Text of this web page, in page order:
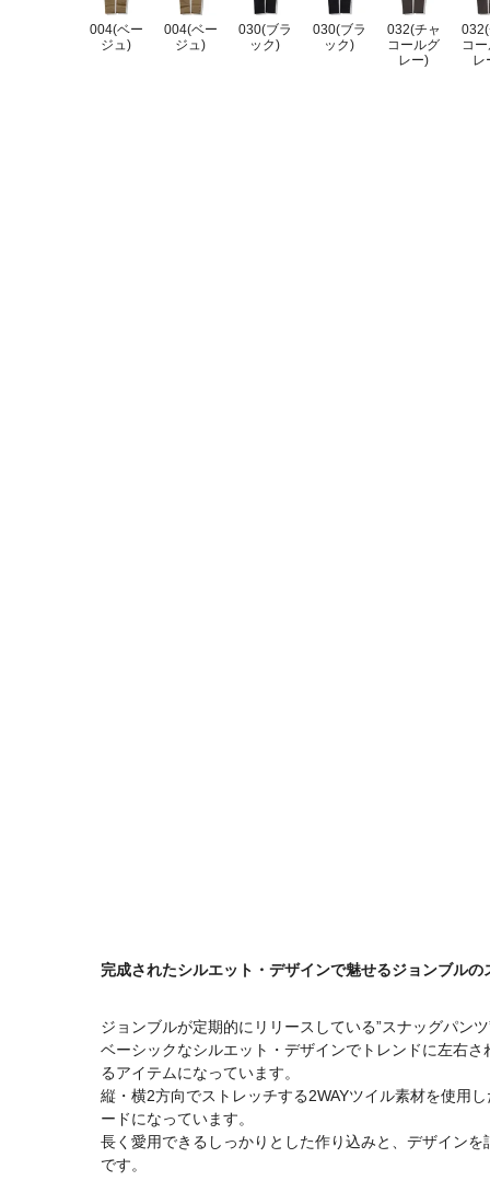
004(ベー
ジュ)
004(ベー
ジュ)
030(ブラ
ック)
030(ブラ
ック)
032(チャ
コールグ
レー)
032(
コ
レ
完成されたシルエット・デザインで魅せるジョンブルの
ジョンブルが定期的にリリースしている”スナッグパンツ
ベーシックなシルエット・デザインでトレンドに左右
るアイテムになっています。
縦・横2方向でストレッチする2WAYツイル素材を使用
ードになっています。
長く愛用できるしっかりとした作り込みと、デザイン
です。